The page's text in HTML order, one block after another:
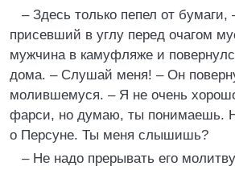
– Здесь только пепел от
присевший в углу перед очагом
мужчина в камуфляже и
дома. – Слушай меня! – Он
молившемуся. – Я не очень
фарси, но думаю, ты понимаешь.
о Персуне. Ты меня слышишь?
– Не надо прерывать его